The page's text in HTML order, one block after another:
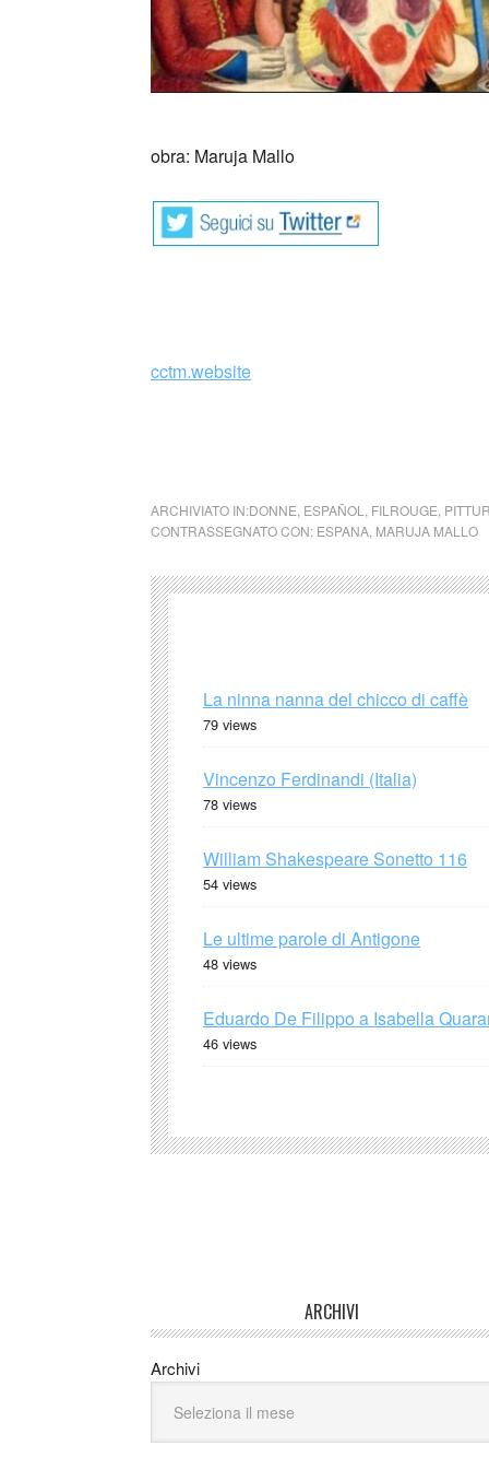
obra: Maruja Mallo
cctm.website
ARCHIVIATO IN:DONNE ESPAÑOL FILROUGE
CONTRASSEGNATO CON: ESPANA MARUJA MALLO
La ninna nanna del chicco di caffè
79 views
Vincenzo Ferdinandi (Italia)
78 views
William Shakespeare Sonetto 116
54 views
Le ultime parole di Antigone
48 views
Eduardo De Filippo a Isabella
46 views
ARCHIVI
Archivi